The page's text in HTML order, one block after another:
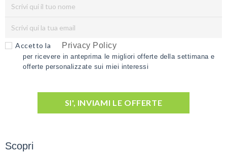
Accetto la Privacy Policy
per ricevere in anteprima le migliori offerte della settimana e
offerte personalizzate sui miei interessi
SI', INVIAMI LE OFFERTE
Scopri